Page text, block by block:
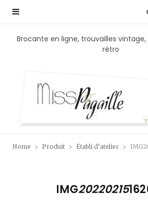
Brocante en ligne, trouvailles
rétro
Home Produit Établi d’atelier
IMG20220215